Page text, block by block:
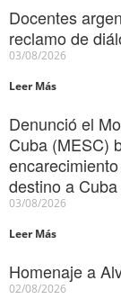
Docentes
reclamo de
03/08/2026
Leer Más
Denunció el
Cuba (MESC)
destino a Cuba
03/08/2026
Leer Más
Homenaje a
02/08/2026